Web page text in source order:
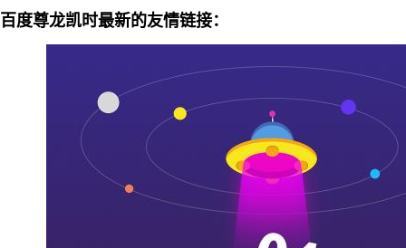
百度尊龙凯时最新的友情链接：